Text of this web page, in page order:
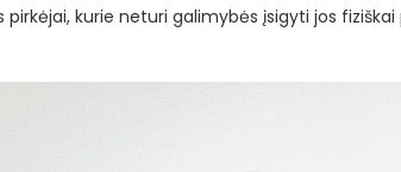
kurie neturi galimybės įsigyti jos fiziškai